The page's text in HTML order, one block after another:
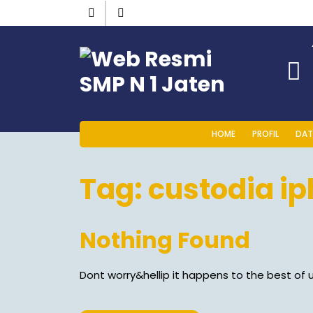
HOME PROFIL
Tag:custodia
Nothing Found
Dont worry&hellip it happens to the best of